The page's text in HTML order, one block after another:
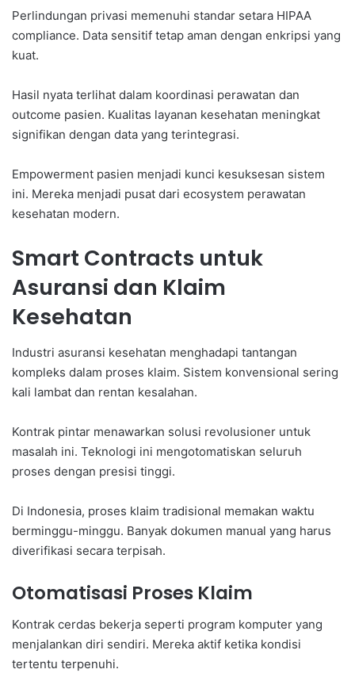
Perlindungan privasi memenuhi standar setara HIPAA
compliance. Data sensitif tetap aman dengan enkripsi yang
kuat.
Hasil nyata terlihat dalam koordinasi perawatan dan
outcome pasien. Kualitas layanan kesehatan meningkat
signifikan dengan data yang terintegrasi.
Empowerment pasien menjadi kunci kesuksesan sistem
ini. Mereka menjadi pusat dari ecosystem perawatan
kesehatan modern.
Smart Contracts untuk
Asuransi dan Klaim
Kesehatan
Industri asuransi kesehatan menghadapi tantangan
kompleks dalam proses klaim. Sistem konvensional sering
kali lambat dan rentan kesalahan.
Kontrak pintar menawarkan solusi revolusioner untuk
masalah ini. Teknologi ini mengotomatiskan seluruh
proses dengan presisi tinggi.
Di Indonesia, proses klaim tradisional memakan waktu
berminggu-minggu. Banyak dokumen manual yang harus
diverifikasi secara terpisah.
Otomatisasi Proses Klaim
Kontrak cerdas bekerja seperti program komputer yang
menjalankan diri sendiri. Mereka aktif ketika kondisi
tertentu terpenuhi.